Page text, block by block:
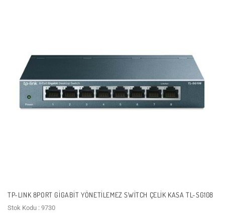
TP-LINK 8PORT GIGABIT YÖNETILEMEZ SWITCH ÇELIK KASA TL-SG108
Stok Kodu : 9730